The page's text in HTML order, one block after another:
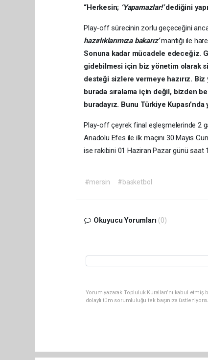
“Herkesin; ‘Yapamazlar!’dediğini
Play-off sürecinin zorlu geçeceğini
hazırlıklarımıza bakarız’mantığı ile
Sonuna kadar mücadele edeceğiz.
gidebilmesi için biz yönetim olarak
desteği sizlere vermeye hazırız.
burada sıralama için değil, bizden
buradayız. Bunu Türkiye
Play-off çeyrek final eşleşmelerinde 2
Anadolu Efes ile ilk maçını 30 Mayıs
ise rakibini 01 Haziran Pazar günü saat
#mersin #basketbol
Okuyucu Yorumları (0)
Yorum yazarak Topluluk Kuralları’nı kabul
dolaylı tüm sorumluluğu tek başınıza